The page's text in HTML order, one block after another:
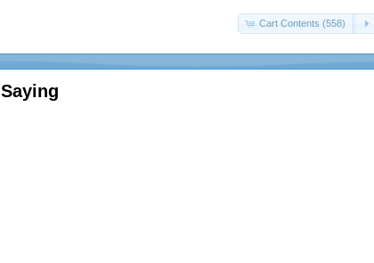
Cart Contents (558)